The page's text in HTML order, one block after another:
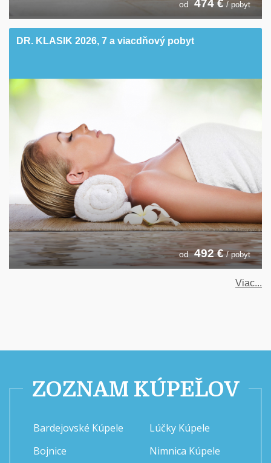
od 474 € / pobyt
DR. KLASIK 2026, 7 a viacdňový pobyt
od 492€ / pobyt
Viac...
ZOZNAM KÚPEĽOV
Bardejovské Kúpele
Bojnice
Lúčky Kúpele
Nimnica Kúpele